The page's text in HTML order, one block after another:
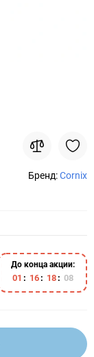
Бренд:Cornix
До конца акции:
01 16 18 08